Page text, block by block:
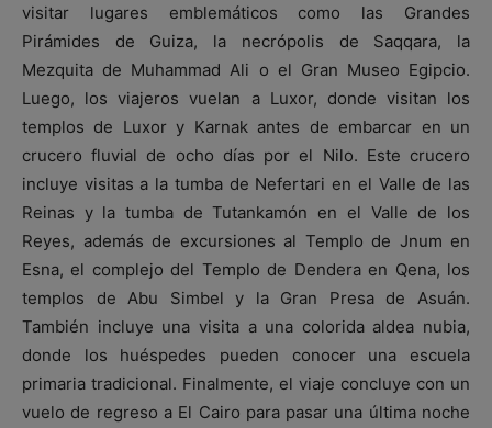
visitar lugares emblemáticos como las Grandes
Pirámides de Guiza, la necrópolis de Saqqara, la
Mezquita de Muhammad Ali o el Gran Museo Egipcio.
Luego, los viajeros vuelan a Luxor, donde visitan los
templos de Luxor y Karnak antes de embarcar en un
crucero fluvial de ocho días por el Nilo. Este crucero
incluye visitas a la tumba de Nefertari en el Valle de las
Reinas y la tumba de Tutankamón en el Valle de los
Reyes, además de excursiones al Templo de Jnum en
Esna, el complejo del Templo de Dendera en Qena, los
templos de Abu Simbel y la Gran Presa de Asuán.
También incluye una visita a una colorida aldea nubia,
donde los huéspedes pueden conocer una escuela
primaria tradicional. Finalmente, el viaje concluye con un
vuelo de regreso a El Cairo para pasar una última noche